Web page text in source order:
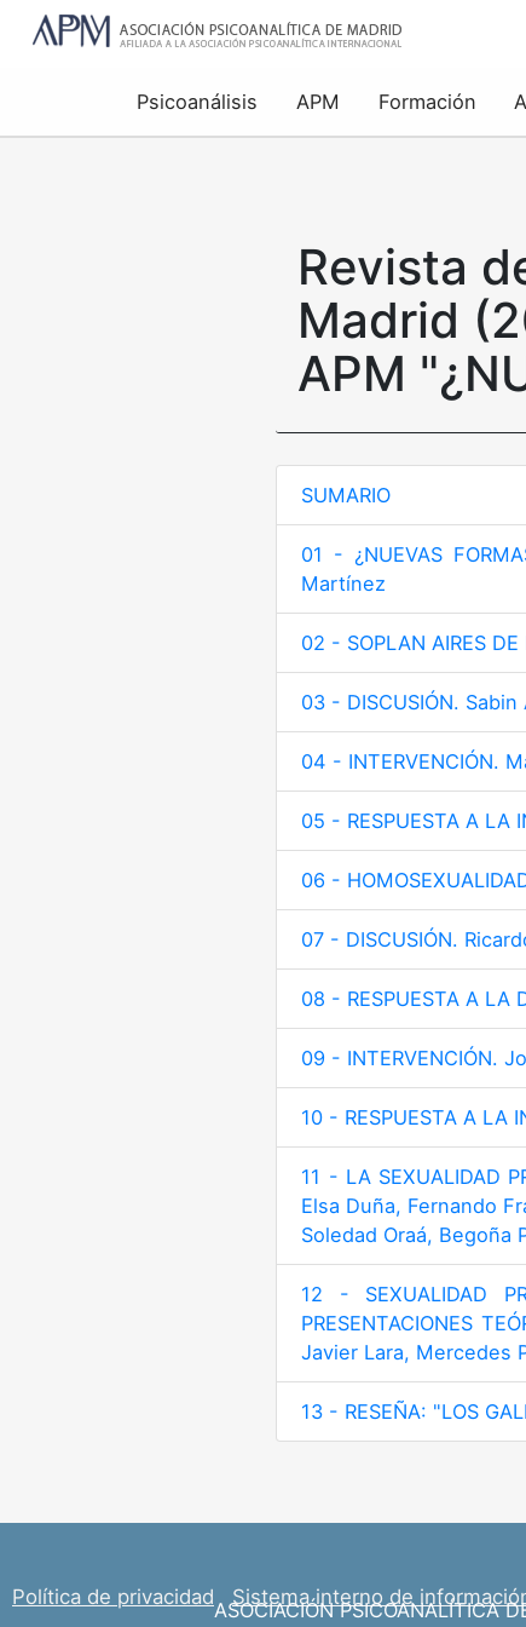
Psicoanálisis APM Formación
Revista
Madrid
APM
SUMARIO
01 - ¿NUEVAS
Martínez
02 - SOPLAN AIRES
03 - DISCUSIÓN.
04 - INTERVENCIÓN.
05 - RESPUESTA A LA
06 -
07 - DISCUSIÓN.
08 - RESPUESTA A LA
09 - INTERVENCIÓN.
10 - RESPUESTA A LA
11 - LA SEXUALIDAD
Elsa Duña, Fernando
Soledad Oraá, Begoña
12 - SEXUALIDAD
PRESENTACIONES
Javier Lara, Mercedes
13 - RESEÑA: "LOS
ASOCIACIÓN
Política de privacidad Sistema interno de